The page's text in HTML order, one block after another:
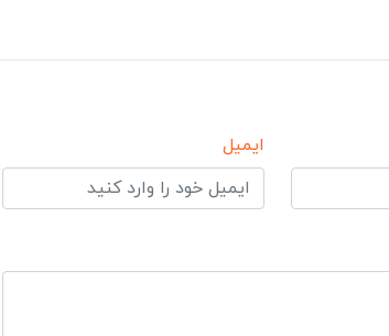
ایمیل